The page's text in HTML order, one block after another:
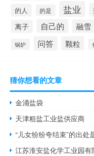
的人 的是 盐业
离子 自己的 融雪
锅炉 问答 颗粒
猜你想看的文章
金涌盐袋
天津粗盐工业盐供应商
“儿女纷纷夸结束”的出处
江苏淮安盐化学工业园有